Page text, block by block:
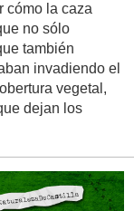
cómo la caza
no sólo
también
invadiendo el
vegetal,
dejan los